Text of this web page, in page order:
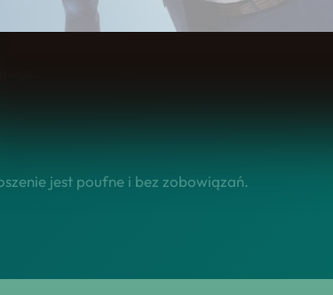
Twoje zainteresowanie w skuteczne
jest poufne i bez zobowiązań.